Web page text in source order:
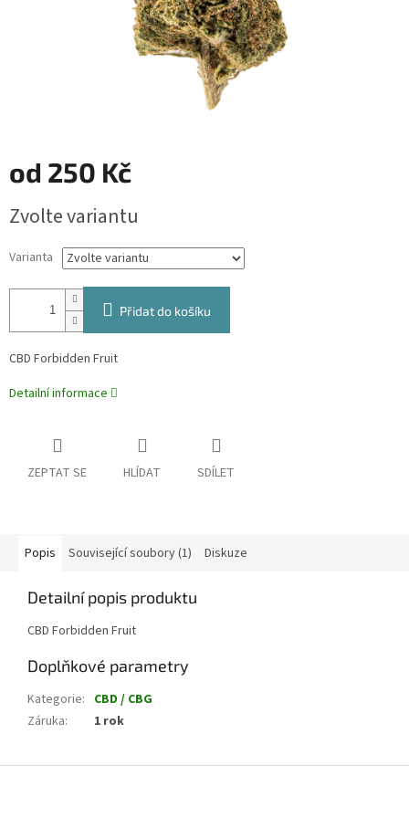
od 250 Kč
cena:
Zvolte variantu
Varianta
Přidat do košíku
CBD Forbidden Fruit
Detailní informace
ZEPTAT SE HLÍDAT SDÍLET
Popis Související soubory (1) Diskuze
Detailní popis produktu
CBD Forbidden Fruit
Doplňkové parametry
Kategorie: CBD / CBG
Záruka: 1 rok